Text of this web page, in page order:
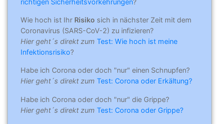
richtigen Sicherheitsvorkehrungen?
Wie hoch ist Ihr Risiko sich in nächster Zeit mit dem
Coronavirus (SARS-CoV-2) zu infizieren?
Hier geht´s direkt zum Test: Wie hoch ist meine
Infektionsrisiko?
Habe ich Corona oder doch "nur" einen Schnupfen?
Hier geht´s direkt zum Test: Corona oder Erkältung?
Habe ich Corona oder doch "nur" die Grippe?
Hier geht´s direkt zum Test: Corona oder Grippe?